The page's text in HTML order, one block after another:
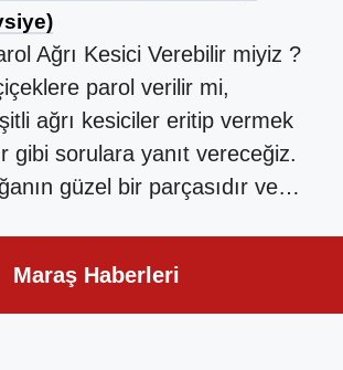
Ağrı Kesici Verebilir miyiz ?
parol verilir mi,
ağrı kesiciler eritip vermek
gibi sorulara yanıt vereceğiz.
güzel bir parçasıdır ve…
Maraş Haberleri